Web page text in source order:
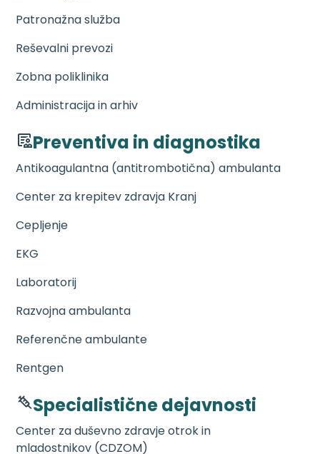
Patronažna služba
Reševalni prevozi
Zobna poliklinika
Administracija in arhiv
Preventiva in diagnostika
Antikoagulantna (antitrombotična) ambulanta
Center za krepitev zdravja Kranj
Cepljenje
EKG
Laboratorij
Razvojna ambulanta
Referenčne ambulante
Rentgen
Specialistične dejavnosti
Center za duševno zdravje otrok in
mladostnikov (CDZOM)